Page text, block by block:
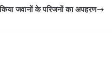
जवानों के परिजनों का अपहरण